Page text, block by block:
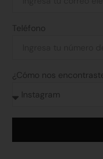
Teléfono
¿Cómo nos